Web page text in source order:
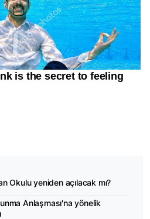
Okulu yeniden açılacak mı?
Anlaşması'na yönelik